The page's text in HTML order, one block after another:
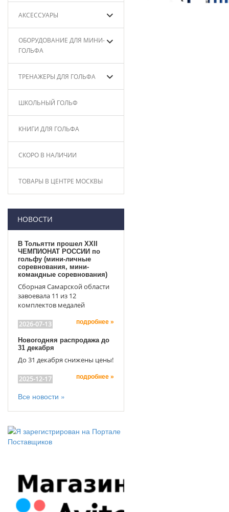
АКСЕССУАРЫ
ОБОРУДОВАНИЕ ДЛЯ МИНИ-
ГОЛЬФА
ТРЕНАЖЕРЫ ДЛЯ ГОЛЬФА
ШКОЛЬНЫЙ ГОЛЬФ
КНИГИ ДЛЯ ГОЛЬФА
СКОРО В НАЛИЧИИ
ТОВАРЫ В ЦЕНТРЕ МОСКВЫ
НОВОСТИ
В Тольятти прошел XXII
ЧЕМПИОНАТ РОССИИ по
гольфу (мини-личные
соревнования, мини-
командные соревнования)
Сборная Самарской области
завоевала 11 из 12
комплектов медалей
2026-07-13 подробнее »
Новогодняя распродажа до
31 декабря
До 31 декабря снижены цены!
2025-12-17 подробнее »
Все новости »